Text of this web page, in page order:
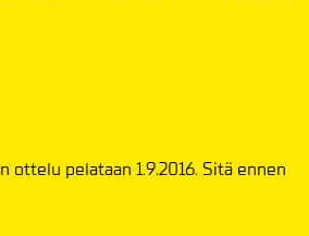
pelataan 1.9.2016. Sitä ennen